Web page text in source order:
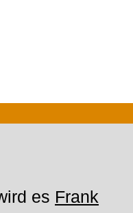
es Frank